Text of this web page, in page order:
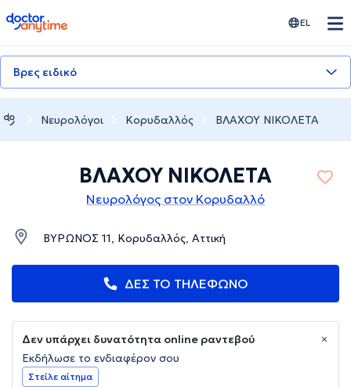
doctoranytime EL
Βρες ειδικό
Νευρολόγοι Κορυδαλλός ΒΛΑΧΟΥ ΝΙΚΟΛΕΤΑ
ΒΛΑΧΟΥ ΝΙΚΟΛΕΤΑ
Νευρολόγος στον Κορυδαλλό
ΒΥΡΩΝΟΣ 11, Κορυδαλλός, Αττική
ΔΕΣ ΤΟ ΤΗΛΕΦΩΝΟ
Δεν υπάρχει δυνατότητα online ραντεβού
Εκδήλωσε το ενδιαφέρον σου
Στείλε αίτημα